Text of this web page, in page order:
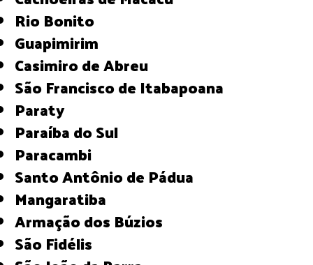
Rio Bonito
Guapimirim
Casimiro de Abreu
São Francisco de Itabapoana
Paraty
Paraíba do Sul
Paracambi
Santo Antônio de Pádua
Mangaratiba
Armação dos Búzios
São Fidélis